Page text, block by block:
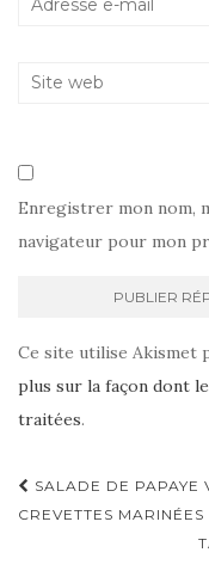
Enregistrer mon nom,
navigateur pour mon
Ce site utilise Akismet
plus sur la façon dont
traitées.
Navigation
d'article
SALADE DE PAPAYE
CREVETTES MARINÉES